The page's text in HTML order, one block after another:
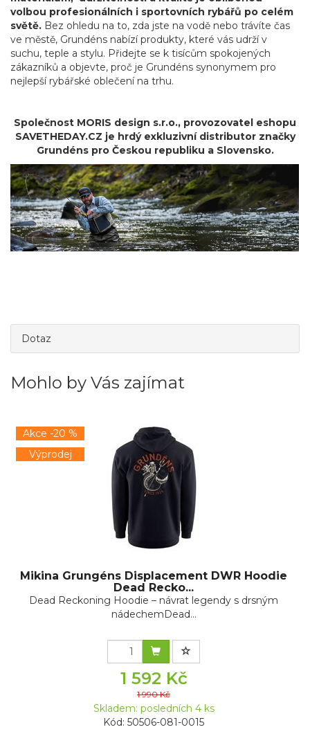
volbou profesionálních i sportovních rybářů po celém
světě. Bez ohledu na to, zda jste na vodě nebo trávíte čas
ve městě, Grundéns nabízí produkty, které vás udrží v
suchu, teple a stylu. Přidejte se k tisícům spokojených
zákazníků a objevte, proč je Grundéns synonymem pro
nejlepší rybářské oblečení na trhu.
Společnost MORIS design s.r.o., provozovatel eshopu
SAVETHEDAY.CZ je hrdý exkluzivní distributor značky
Grundéns pro Českou republiku a Slovensko.
Dotaz
Mohlo by Vás zajímat
Akce -20 %
Výprodej
Mikina Grungéns Displacement DWR Hoodie
Dead Recko...
Dead Reckoning Hoodie – návrat legendy s drsným
nádechemDead...
1 592 Kč
1 990 Kč
Skladem: posledních 4 ks
Kód: 50506-081-0015